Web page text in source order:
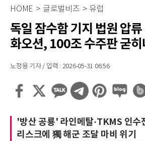
HOME > 글로벌비즈 > 유럽
독일 잠수함 기지 법원 압
화오션, 100조 수주판 굳히
노정용 기자 / 입력 : 2026-05-31 06:56
'방산 공룡' 라인메탈·TKMS 인
리스크에 獨 해군 조달 마비 위기